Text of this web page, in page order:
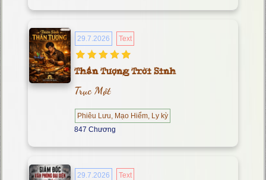
29.7.2026 Text
Thần Tượng Trời Sinh
Trục Một
Phiêu Lưu, Mạo Hiểm, Ly kỳ
847 Chương
29.7.2026 Text